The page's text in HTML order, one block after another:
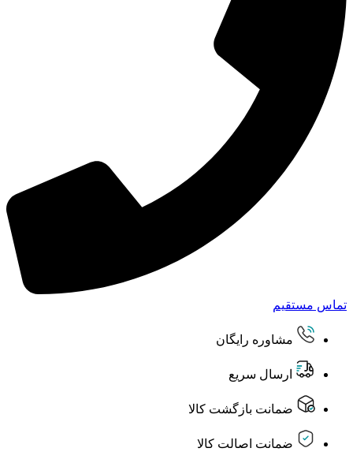
تماس مستقیم
مشاوره رایگان
ارسال سریع
ضمانت بازگشت کالا
ضمانت اصالت کالا